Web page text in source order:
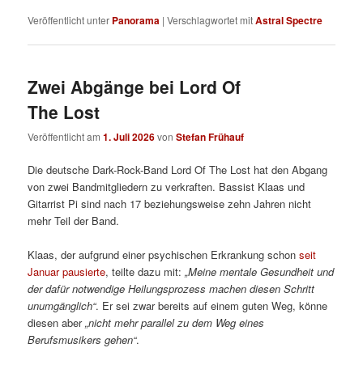
Veröffentlicht unter Panorama |Verschlagwortet mitAstral Spectre
Zwei Abgänge bei Lord Of
The Lost
Veröffentlicht am1. Juli 2026vonStefan Frühauf
Die deutsche Dark-Rock-Band Lord Of The Lost hat den Abgang
von zwei Bandmitgliedern zu verkraften. Bassist Klaas und
Gitarrist Pi sind nach 17 beziehungsweise zehn Jahren nicht
mehr Teil der Band.
Klaas, der aufgrund einer psychischen Erkrankung schonseit
Januar pausierte, teilte dazu mit:„Meine mentale Gesundheit und
der dafür notwendige Heilungsprozess machen diesen Schritt
unumgänglich“. Er sei zwar bereits auf einem guten Weg, könne
diesen aber„nicht mehr parallel zu dem Weg eines
Berufsmusikers gehen“.